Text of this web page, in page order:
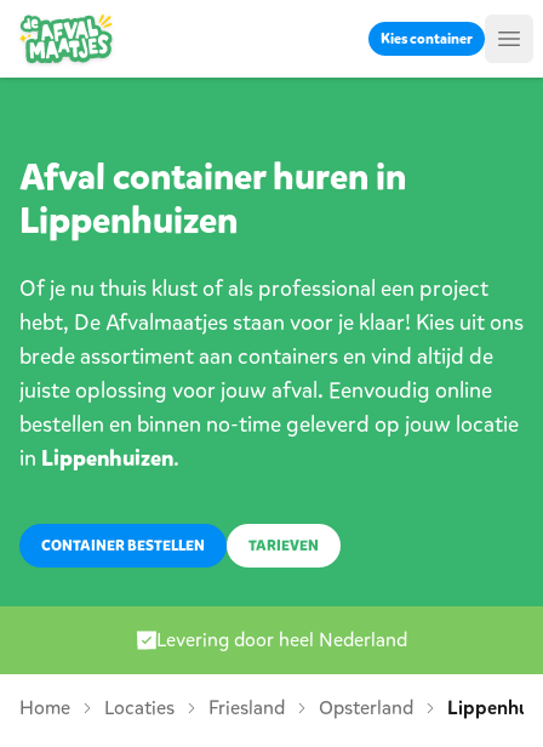
Kies container
Afval container huren in
Lippenhuizen
Of je nu thuis klust of als professional een project
hebt, De Afvalmaatjes staan voor je klaar! Kies uit ons
brede assortiment aan containers en vind altijd de
juiste oplossing voor jouw afval. Eenvoudig online
bestellen en binnen no-time geleverd op jouw locatie
in Lippenhuizen.
CONTAINER BESTELLEN TARIEVEN
Levering door heel Nederland
Home Locaties Friesland Opsterland